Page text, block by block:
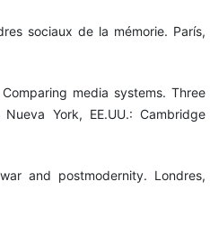
sociaux de la mémorie. París,
media systems. Three
York, EE.UU.: Cambridge
and postmodernity. Londres,